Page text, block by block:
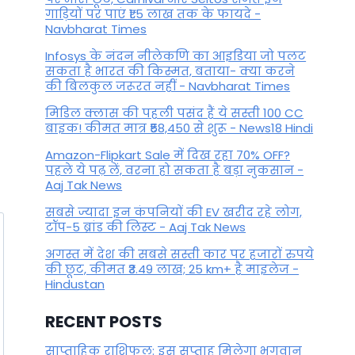
गाड़ियों पर पाएं ₹1.5 लाख तक के फायदे -
Navbharat Times
Infosys के नंदन नीलेकणि का आइडिया जो पलट
सकता है भारत की किस्मत, बताया- क्या करने
की बिलकुल जरूरत नहीं - Navbharat Times
मिडिल क्लास की पहली पसंद हैं ये सस्ती 100 CC
बाइक! कीमत मात्र ₹58,450 से शुरू - News18 Hindi
Amazon-Flipkart Sale में दिख रहा 70% OFF?
पहले ये पढ़ लें, वरना हो सकता है बड़ा नुकसान -
Aaj Tak News
सबसे ज्यादा इन कंपनियों की EV खरीद रहे लोग,
टॉप-5 ब्रांड की लिस्ट - Aaj Tak News
अगस्त में देश की सबसे सस्ती कार पर हजारों रुपये
की छूट, कीमत ₹3.49 लाख; 25 km+ है माइलेज -
Hindustan
RECENT POSTS
साप्ताहिक राशिफल: इस सप्ताह मिलेगा भगवान